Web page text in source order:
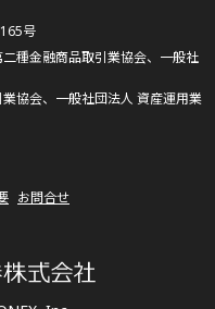
号
種金融商品取引業協会、一般社
協会、一般社団法人 資産運用業
お問合せ